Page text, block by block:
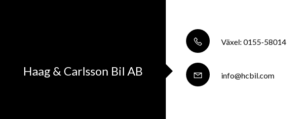
Haag & Carlsson Bil AB
Växel: 0155-58014
info@hcbil.com